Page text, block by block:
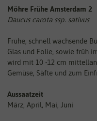
Möhre Frühe Amsterdam 2
Daucus carota ssp. sativus
Frühe, schnell wachsende
Glas und Folie, sowie früh
wird mit 10 -12 cm
Gemüse, Säfte und zum
Aussaatzeit
März, April, Mai, Juni